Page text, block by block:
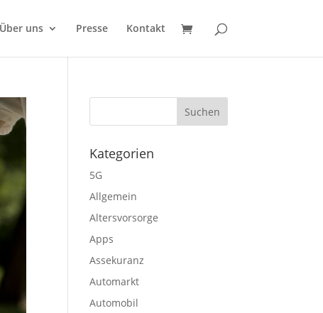
Über uns Presse Kontakt
Kategorien
5G
Allgemein
Altersvorsorge
Apps
Assekuranz
Automarkt
Automobil